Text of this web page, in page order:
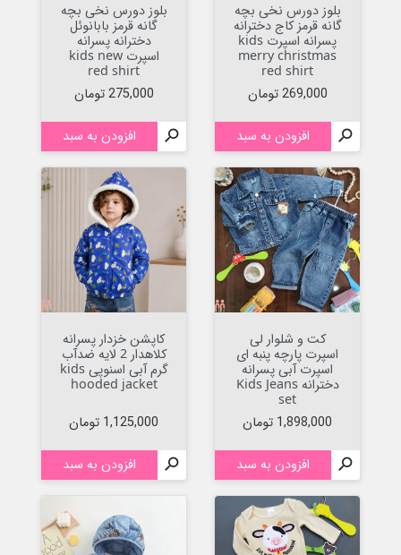
بلوز دورس نخی بچه
گانه قرمز کاج دخترانه
پسرانه اسپرت kids
merry christmas
red shirt
قیمت
269,000 تومان
 افزودن به سبد
بلوز دورس نخی بچه
گانه قرمز بابانوئل
دخترانه پسرانه
اسپرت kids new
red shirt
قیمت
275,000 تومان
 افزودن به سبد
کت و شلوار لی
اسپرت پارچه پنبه ای
اسپرت آبی پسرانه
دخترانه Kids Jeans
set
قیمت
1,898,000 تومان
 افزودن به سبد
کاپشن خزدار پسرانه
کلاهدار 2 لایه ضدآب
گرم آبی اسنوپی kids
hooded jacket
قیمت
1,125,000 تومان
 افزودن به سبد